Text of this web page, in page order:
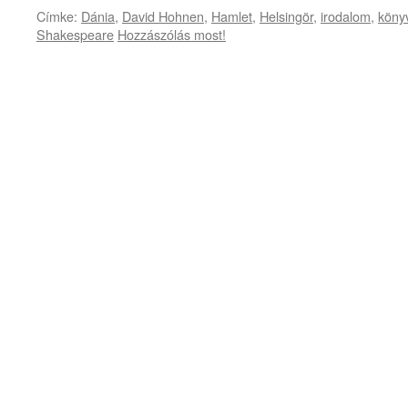
Címke: Dánia, David Hohnen, Hamlet, Helsingör, irodalom,
Shakespeare Hozzászólás most!